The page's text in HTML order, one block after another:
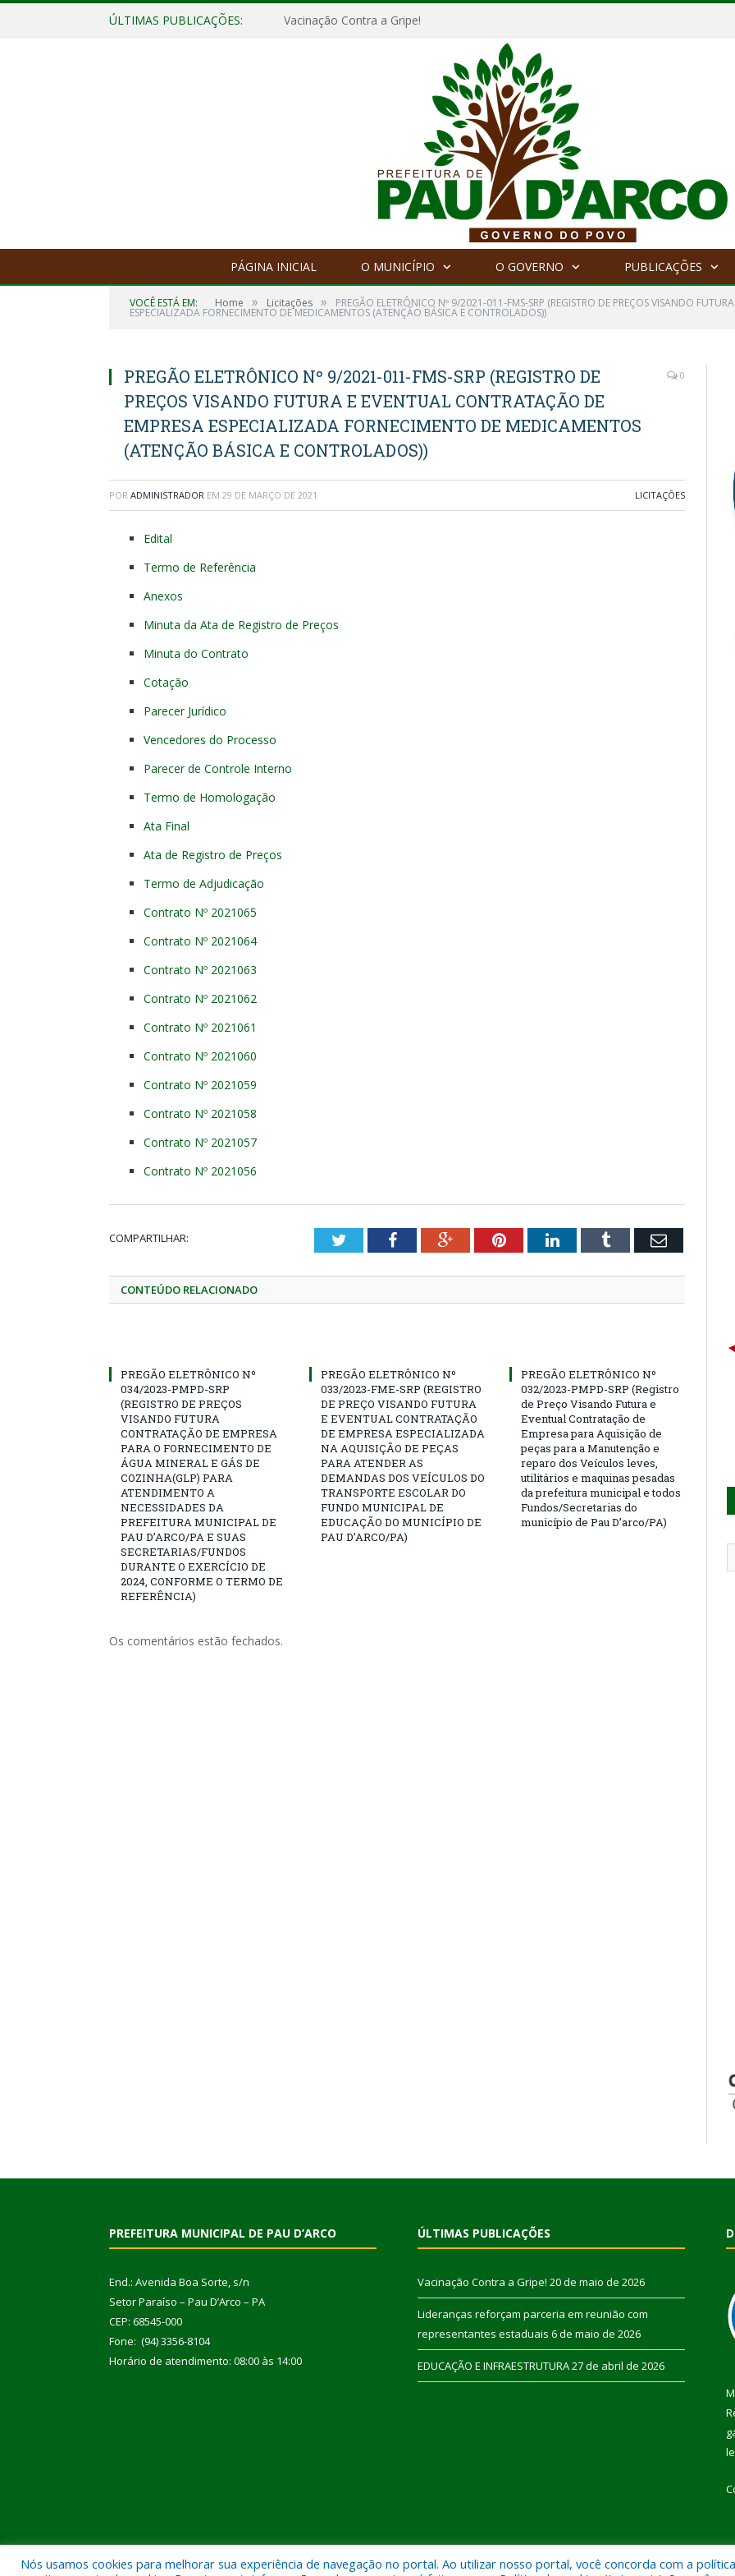
ÚLTIMAS PUBLICAÇÕES: Vacinação Contra a Gripe!
PÁGINA INICIAL O MUNICÍPIO O GOVERNO PUBLICAÇÕES
VOCÊ ESTÁ EM: Home » Licitações » PREGÃO ELETRÔNICO Nº 9/2021-011-FMS-SRP (REGISTRO DE PREÇOS VISANDO
ESPECIALIZADA FORNECIMENTO DE MEDICAMENTOS (ATENÇÃO BÁSICA E CONTROLADOS))
PREGÃO ELETRÔNICO Nº 9/2021-011-FMS-SRP (REGISTRO DE
PREÇOS VISANDO FUTURA E EVENTUAL CONTRATAÇÃO DE
EMPRESA ESPECIALIZADA FORNECIMENTO DE MEDICAMENTOS
(ATENÇÃO BÁSICA E CONTROLADOS))
0
POR ADMINISTRADOR EM 29 DE MARÇO DE 2021 LICITAÇÕES
Edital
Termo de Referência
Anexos
Minuta da Ata de Registro de Preços
Minuta do Contrato
Cotação
Parecer Jurídico
Vencedores do Processo
Parecer de Controle Interno
Termo de Homologação
Ata Final
Ata de Registro de Preços
Termo de Adjudicação
Contrato Nº 2021065
Contrato Nº 2021064
Contrato Nº 2021063
Contrato Nº 2021062
Contrato Nº 2021061
Contrato Nº 2021060
Contrato Nº 2021059
Contrato Nº 2021058
Contrato Nº 2021057
Contrato Nº 2021056
COMPARTILHAR: TwitterFacebookGoogle+PinterestLinkedInTumblr Email
CONTEÚDO RELACIONADO
PREGÃO ELETRÔNICO Nº
034/2023-PMPD-SRP
(REGISTRO DE PREÇOS
VISANDO FUTURA
CONTRATAÇÃO DE EMPRESA
PARA O FORNECIMENTO DE
ÁGUA MINERAL E GÁS DE
COZINHA(GLP) PARA
ATENDIMENTO A
NECESSIDADES DA
PREFEITURA MUNICIPAL DE
PAU D’ARCO/PA E SUAS
SECRETARIAS/FUNDOS
DURANTE O EXERCÍCIO DE
2024, CONFORME O TERMO DE
REFERÊNCIA)
PREGÃO ELETRÔNICO Nº
033/2023-FME-SRP (REGISTRO
DE PREÇO VISANDO FUTURA
E EVENTUAL CONTRATAÇÃO
DE EMPRESA ESPECIALIZADA
NA AQUISIÇÃO DE PEÇAS
PARA ATENDER AS
DEMANDAS DOS VEÍCULOS DO
TRANSPORTE ESCOLAR DO
FUNDO MUNICIPAL DE
EDUCAÇÃO DO MUNICÍPIO DE
PAU D’ARCO/PA)
PREGÃO ELETRÔNICO Nº
032/2023-PMPD-SRP (Registro
de Preço Visando Futura e
Eventual Contratação de
Empresa para Aquisição de
peças para a Manutenção e
reparo dos Veículos leves,
utilitários e maquinas pesadas
da prefeitura municipal e todos
Fundos/Secretarias do
município de Pau D’arco/PA)
Os comentários estão fechados.
PREFEITURA MUNICIPAL DE PAU D’ARCO
End.: Avenida Boa Sorte, s/n
Setor Paraíso – Pau D’Arco – PA
CEP: 68545-000
Fone: (94) 3356-8104
Horário de atendimento: 08:00 às 14:00
ÚLTIMAS PUBLICAÇÕES
Vacinação Contra a Gripe! 20 de maio de 2026
Lideranças reforçam parceria em reunião com
representantes estaduais 6 de maio de 2026
EDUCAÇÃO E INFRAESTRUTURA27 de abril de 2026
Nós usamos cookies para melhorar sua experiência de navegação no portal. Ao utilizar nosso portal, você concorda com a